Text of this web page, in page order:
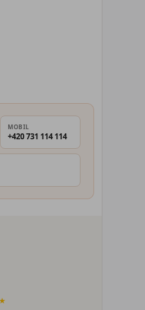
MOBIL
+420 731 114 114